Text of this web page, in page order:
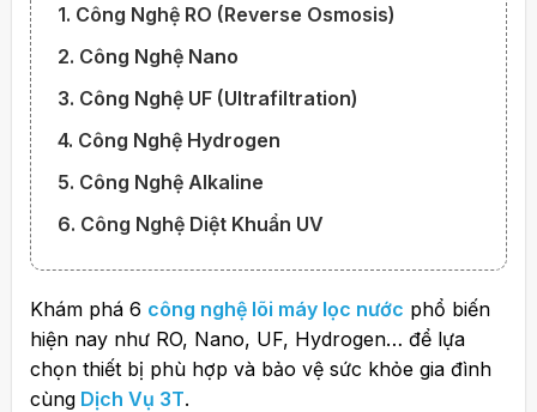
1. Công Nghệ RO (Reverse Osmosis)
2. Công Nghệ Nano
3. Công Nghệ UF (Ultrafiltration)
4. Công Nghệ Hydrogen
5. Công Nghệ Alkaline
6. Công Nghệ Diệt Khuẩn UV
Khám phá 6 công nghệ lõi máy lọc nước phổ biến
hiện nay như RO, Nano, UF, Hydrogen… để lựa
chọn thiết bị phù hợp và bảo vệ sức khỏe gia đình
cùngDịch Vụ 3T.